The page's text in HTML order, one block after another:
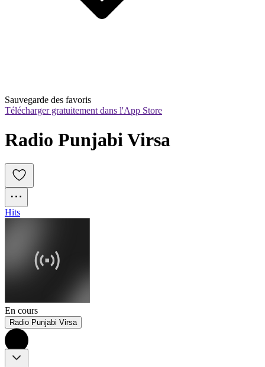
Sauvegarde des favoris
Télécharger gratuitement dans l'App Store
Radio Punjabi Virsa
Hits
En cours
Radio Punjabi Virsa